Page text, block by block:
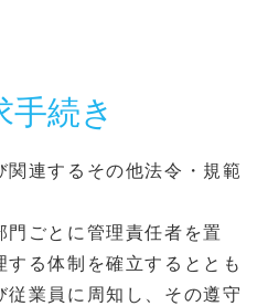
続き
連するその他法令・規範
ごとに管理責任者を置
る体制を確立するととも
業員に周知し、その遵守